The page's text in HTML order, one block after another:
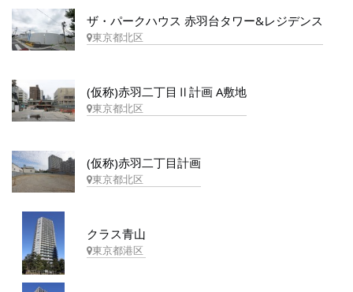
ザ・パークハウス 赤羽台タワー&レジデンス
東京都北区
(仮称)赤羽二丁目Ⅱ計画 A敷地
東京都北区
(仮称)赤羽二丁目計画
東京都北区
クラス青山
東京都港区